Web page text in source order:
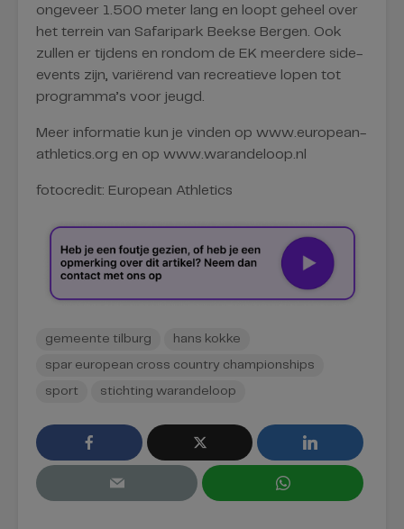
ongeveer 1.500 meter lang en loopt geheel over
het terrein van Safaripark Beekse Bergen. Ook
zullen er tijdens en rondom de EK meerdere side-
events zijn, variërend van recreatieve lopen tot
programma’s voor jeugd.
Meer informatie kun je vinden op www.european-
athletics.org en op www.warandeloop.nl
fotocredit: European Athletics
gemeente tilburg hans kokke
spar european cross country championships
sport stichting warandeloop